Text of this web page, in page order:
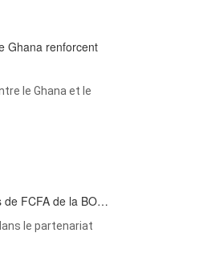
Ghana renforcent
le Ghana et le
de FCFA de la BO…
le partenariat